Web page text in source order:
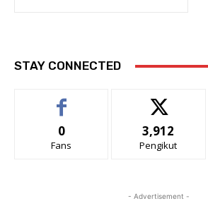
STAY CONNECTED
0
Fans
3,912
Pengikut
- Advertisement -